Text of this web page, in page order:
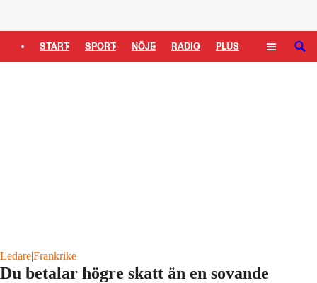
START SPORT NÖJE RADIO PLUS SÖK
Ledare|Frankrike
Du betalar högre skatt än en sovande